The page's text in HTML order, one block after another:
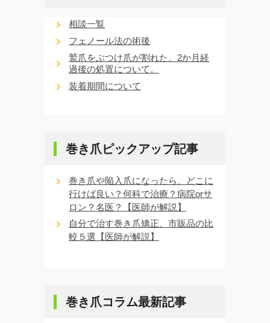
相談一覧
フェノール法の術後
鷲爪をぶつけ爪が割れた。2か月経
過後の処置について。
装着期間について
巻き爪ピックアップ記事
巻き爪や陥入爪になったら、どこに
行けば良い？何科で治療？病院orサ
ロン？名医？【医師が解説】
自分で治す巻き爪矯正、市販品の比
較５選【医師が解説】
巻き爪コラム最新記事